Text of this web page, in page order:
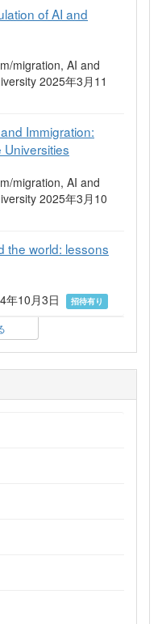
of AI and
migration, AI and
2025年3月11
Immigration:
migration, AI and
2025年3月10
the world: lessons
年10月3日
招待有り